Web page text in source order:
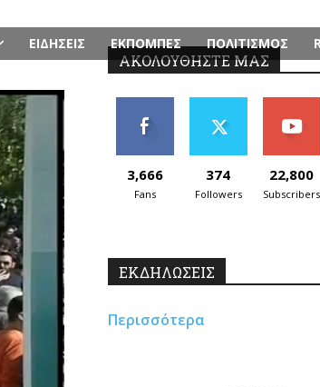
ΕΙΔΗΣΕΙΣ ΕΚΠΟΜΠΕΣ ΠΟΛΙΤΙΣΜΟΣ
ΑΚΟΛΟΥΘΗΣΤΕ ΜΑΣ
3,666
Fans
374
Followers
22,800
Subscribers
ΕΚΔΗΛΩΣΕΙΣ
Περισσότερα